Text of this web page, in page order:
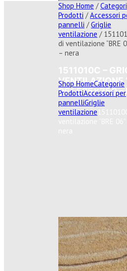
Shop Home /
Prodotti /Accessori
pannelli /Griglie
ventilazione /
di ventilazione “BRE
– nera
VENTILAZIONE
06” 525×350 –
Shop HomeCategorie
ProdottiAccessori per
pannelliGriglie
ventilazione